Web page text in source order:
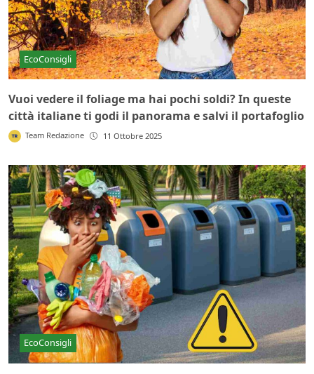
EcoConsigli
Vuoi vedere il foliage ma hai pochi soldi? In queste
città italiane ti godi il panorama e salvi il portafoglio
Team Redazione 11 Ottobre 2025
EcoConsigli